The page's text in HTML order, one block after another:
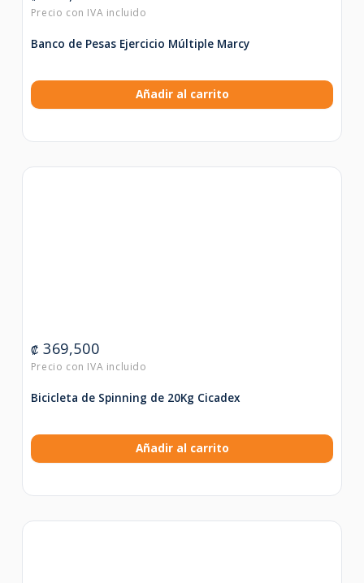
Banco de Pesas Ejercicio Múltiple Marcy
Añadir al carrito
₡ 369,500
Bicicleta de Spinning de 20Kg Cicadex
Añadir al carrito